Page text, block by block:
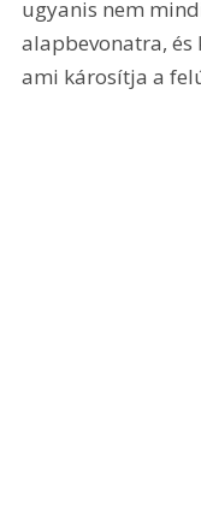
ugyanis nem
alapbevonatra, és
ami károsítja a